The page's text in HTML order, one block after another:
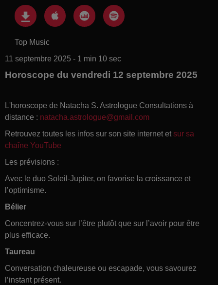
Top Music
11 septembre 2025 - 1 min 10 sec
Horoscope du vendredi 12 septembre 2025
L'horoscope de Natacha S. Astrologue Consultations à
distance : natacha.astrologue@gmail.com
Retrouvez toutes les infos sur son site internet et sur sa
chaîne YouTube
Les prévisions :
Avec le duo Soleil-Jupiter, on favorise la croissance et
l’optimisme.
Bélier
Concentrez-vous sur l’être plutôt que sur l’avoir pour être
plus efficace.
Taureau
Conversation chaleureuse ou escapade, vous savourez
l’instant présent.